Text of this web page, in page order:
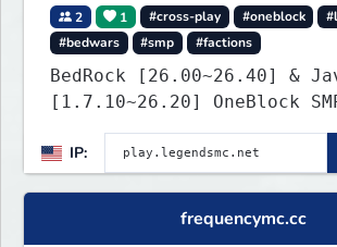
2 1 #cross-play #oneblock
#bedwars
#smp #factions
BedRock [26.00~26.40] &
[1.7.10~26.20] OneBlock SMP
LifeSteal
IP:
frequencymc.cc